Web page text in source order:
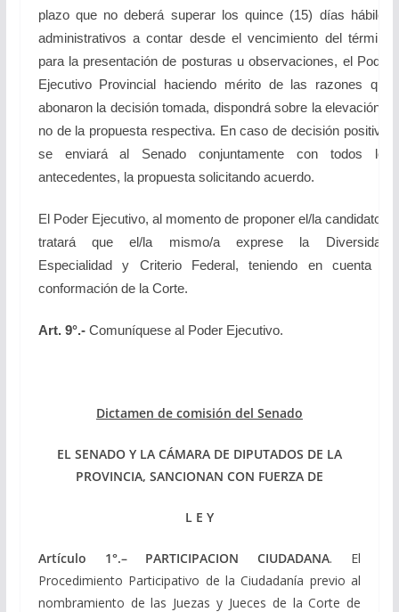
plazo que no deberá superar los quince (15) días hábiles
administrativos a contar desde el vencimiento del término
para la presentación de posturas u observaciones, el Poder
Ejecutivo Provincial haciendo mérito de las razones que
abonaron la decisión tomada, dispondrá sobre la elevación o
no de la propuesta respectiva. En caso de decisión positiva,
se enviará al Senado conjuntamente con todos los
antecedentes, la propuesta solicitando acuerdo.
El Poder Ejecutivo, al momento de proponer el/la candidato/a
tratará que el/la mismo/a exprese la Diversidad,
Especialidad y Criterio Federal, teniendo en cuenta la
conformación de la Corte.
Art. 9°.-Comuníquese al Poder Ejecutivo.
Dictamen de comisión del Senado
EL SENADO Y LA CÁMARA DE DIPUTADOS DE LA
PROVINCIA, SANCIONAN CON FUERZA DE
L E Y
Artículo 1°.– PARTICIPACION CIUDADANA. El
Procedimiento Participativo de la Ciudadanía previo al
nombramiento de las Juezas y Jueces de la Corte de